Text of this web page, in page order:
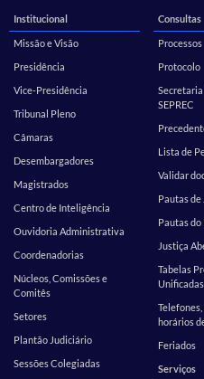
Institucional
Missão e Visão
Presidência
Vice-Presidência
Tribunal Pleno
Câmaras
Desembargadores
Magistrados
Centro de Inteligência
Ouvidoria Administrativa
Coordenadorias
Núcleos, Comissões e
Comitês
Setores
Plantão Judiciário
Sessões Colegiadas
Consultas
Processos
Protocolo
SEPREC
Lista de
Validar
Pautas
Pautas do
Justiça
Tabelas
horários
Feriados
Serviços